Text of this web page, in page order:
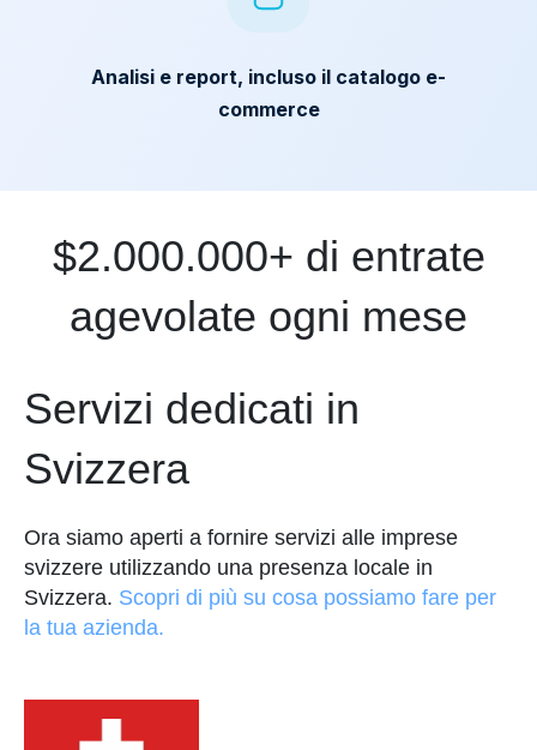
Analisi e report, incluso il catalogo e-
commerce
$2.000.000+ di entrate
agevolate ogni mese
Servizi dedicati in
Svizzera
Ora siamo aperti a fornire servizi alle imprese
svizzere utilizzando una presenza locale in
Svizzera. Scopri di più su cosa possiamo fare per
la tua azienda.